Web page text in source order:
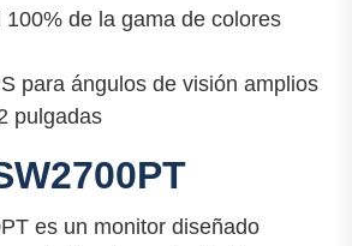
100% de la gama de colores
para ángulos de visión amplios
pulgadas
es un monitor diseñado